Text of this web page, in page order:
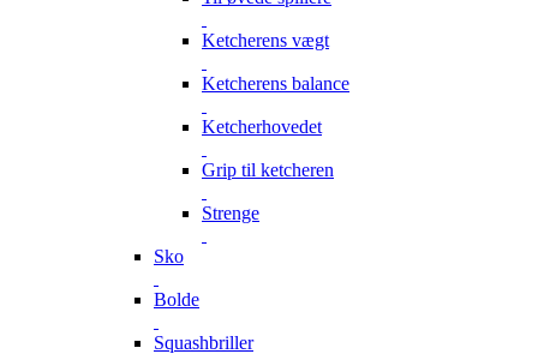
Ketcherens vægt
Ketcherens balance
Ketcherhovedet
Grip til ketcheren
Strenge
Sko
Bolde
Squashbriller